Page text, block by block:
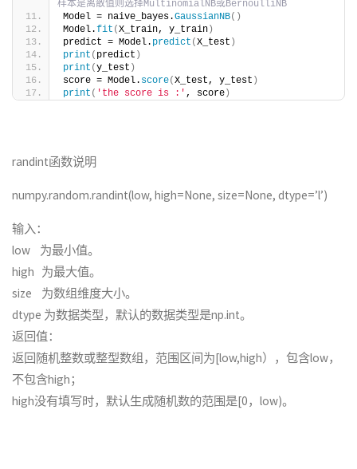
样本是离散值则选择MultinomialNB或BernoulliNB
Model = naive_bayes.GaussianNB()
Model.fit (X_train, y_train )
predict = Model. predict (X_test )
print ( predict )
print (y_test )
score = Model. score(X_test, y_test )
print ( 'the score is :' , score )
randint函数说明
numpy.random.randint(low, high=None, size=None, dtype=’l’)
输入：
low 为最小值。
high 为最大值。
size 为数组维度大小。
dtype 为数据类型，默认的数据类型是np.int。
返回值：
返回随机整数或整型数组，范围区间为[low,high），包含low，
不包含high；
high没有填写时，默认生成随机数的范围是[0，low)。